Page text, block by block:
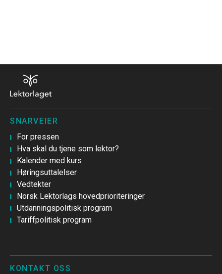
SNARVEIER
For pressen
Hva skal du tjene som lektor?
Kalender med kurs
Høringsuttalelser
Vedtekter
Norsk Lektorlags hovedprioriteringer
Utdanningspolitisk program
Tariffpolitisk program
KONTAKT OSS